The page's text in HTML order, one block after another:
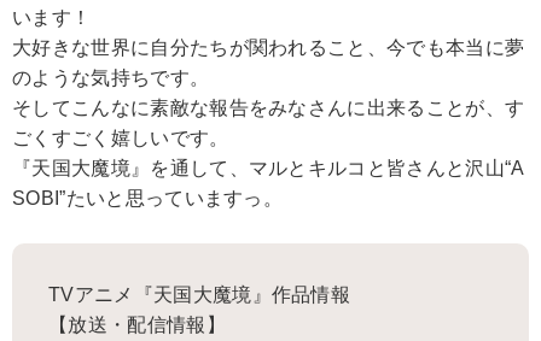
います！
大好きな世界に自分たちが関われること、今でも本当に夢
のような気持ちです。
そしてこんなに素敵な報告をみなさんに出来ることが、す
ごくすごく嬉しいです。
『天国大魔境』を通して、マルとキルコと皆さんと沢山“A
SOBI”たいと思っていますっ。
TVアニメ『天国大魔境』作品情報
【放送・配信情報】